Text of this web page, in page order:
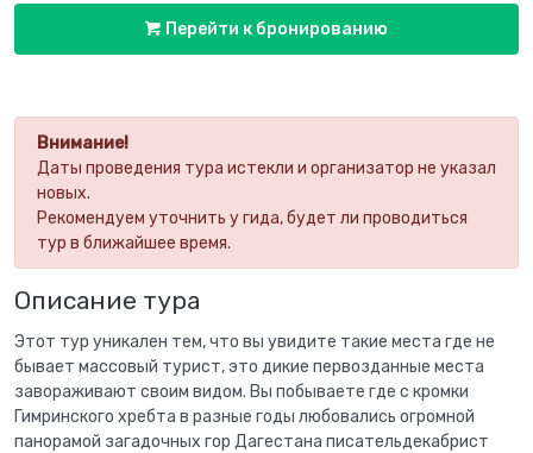
Внимание!
Даты проведения тура истекли и организатор не указал
новых.
Рекомендуем уточнить у гида, будет ли проводиться
тур в ближайшее время.
Описание тура
Этот тур уникален тем, что вы увидите такие места где не
бывает массовый турист, это дикие первозданные места
завораживают своим видом. Вы побываете где с кромки
Гимринского хребта в разные годы любовались огромной
панорамой загадочных гор Дагестана писательдекабрист
Перейти к бронированию